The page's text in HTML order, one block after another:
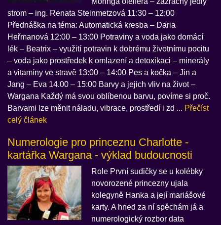
strom – ing. Renata Steinmetzová 11:30 – 12:00
Přednáška na téma: Automatická kresba – Daria
Heřmanová 12:00 – 13:00 Potraviny a voda jako domácí
lék – Beatrix – využití potravin k dobrému životnímu pocitu
– voda jako prostředek k omlazení a detoxikaci – minerály
a vitamíny ve stravě 13:00 – 14:00 Pes a kočka – Jin a
Jang – Eva 14.00 – 15:00 Barvy a jejich vliv na život –
Wargana Každý má svou oblíbenou barvu, povíme si proč.
Barvami lze měnit náladu, vibrace, prostředí i zd ... Přečíst
celý článek
Numerologie pro princeznu Charlotte -
kartářka Wargana - výklad budoucnosti
Role První sudičky se u kolébky
novorozené princezny ujala
kolegyně Hanka a její mariášové
karty. A hned za ní spěchám já a
numerologický rozbor data